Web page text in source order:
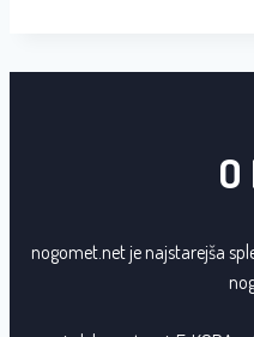
nogomet.net je najstarejša